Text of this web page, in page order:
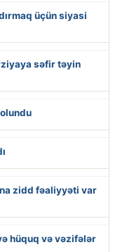
üçün siyasi
səfir təyin
zidd fəaliyyəti var
hüquq və vəzifələr